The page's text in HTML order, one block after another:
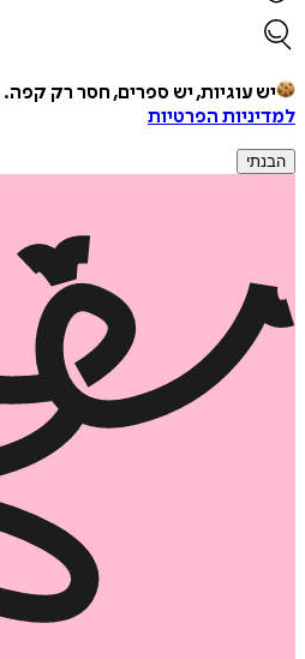
יש עוגיות, יש ספרים, חסר רק קפה.
למדיניות הפרטיות
הבנתי